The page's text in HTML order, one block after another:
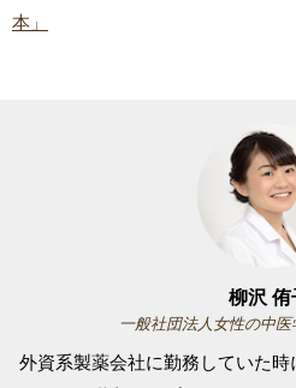
本」
柳沢 侑
一般社団法人女性の中
外資系製薬会社に勤務していた